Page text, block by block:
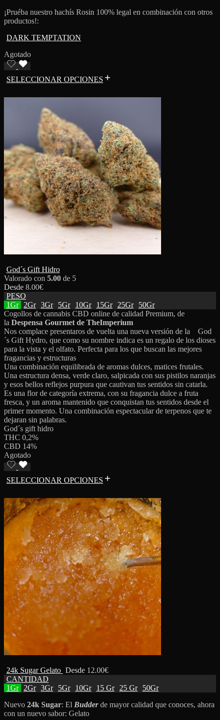
¡Pruéba nuestro hachís Rosin 100% legal en combinación con otros
productos!:
DARK TEMPTATION
Agotado
SELECCIONAR OPCIONES
God´s Gift Hidro
Valorado con 5.00 de 5
Desde 8.00€
PESO
1Gr
2Gr 3Gr 5Gr 10Gr 15Gr 25Gr
50Gr
Cogollos de cannabis CBD online de calidad Premium, de
la Despensa Gourmet de TheImperium
Nos complace presentaros de vuelta una nueva versión de la God
´s Gift Hydro, que como su nombre indica es un regalo de los dioses
para la vista y el olfato. Perfecta para los que buscan las mejores
fragancias y estructuras
Una combinación equilibrada de aromas dulces, matices frutales.
Una estructura densa, verde claro, salpicada con sus pistilos naranjas
y esos bellos reflejos purpura que cautivan tus sentidos sin catarla.
Es una flor de categoría extrema, con su fragancia dulce a fruta
fresca, y un aroma mantenido que conquistan tus sentidos desde el
primer momento. Una combinación espectacular de terpenos que te
dejaran sin palabras.
God´s gift hidro
THC 0,2%
CBD 14%
Agotado
SELECCIONAR OPCIONES
24k Sugar Gelato Desde 12.00€
CANTIDAD
1Gr
2Gr 3Gr 5Gr 10Gr 15 Gr 25 Gr
50Gr
Nuevo 24k Sugar: El Budderde mayor calidad que conoces, ahora
con un nuevo sabor: Gelato